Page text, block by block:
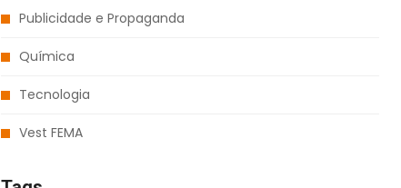
Publicidade e Propaganda
Química
Tecnologia
Vest FEMA